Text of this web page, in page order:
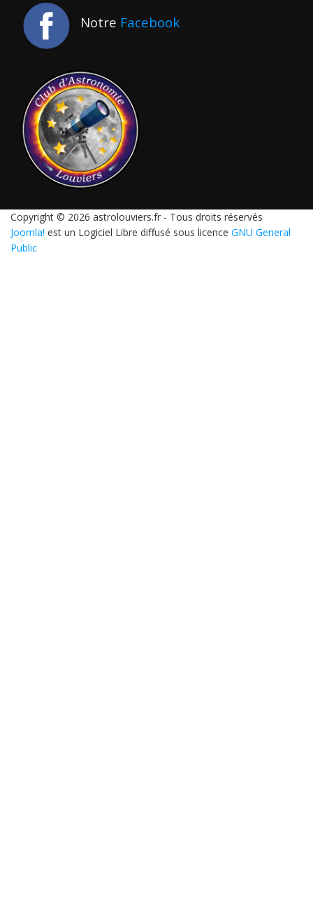
Notre Facebook
Copyright © 2026 astrolouviers.fr - Tous droits réservés
Joomla! est un Logiciel Libre diffusé sous licence GNU General
Public